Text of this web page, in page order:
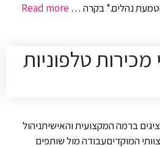
נהלים.* בקרה … Read more
טלפוניות
ברמה המקצועית והאישיתניהול
המוקדיםעבודה מול שותפים